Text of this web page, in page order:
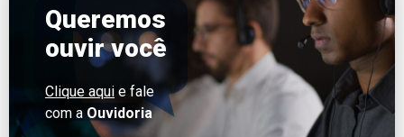
Queremos
ouvir você
Clique aqui e fale
com a Ouvidoria